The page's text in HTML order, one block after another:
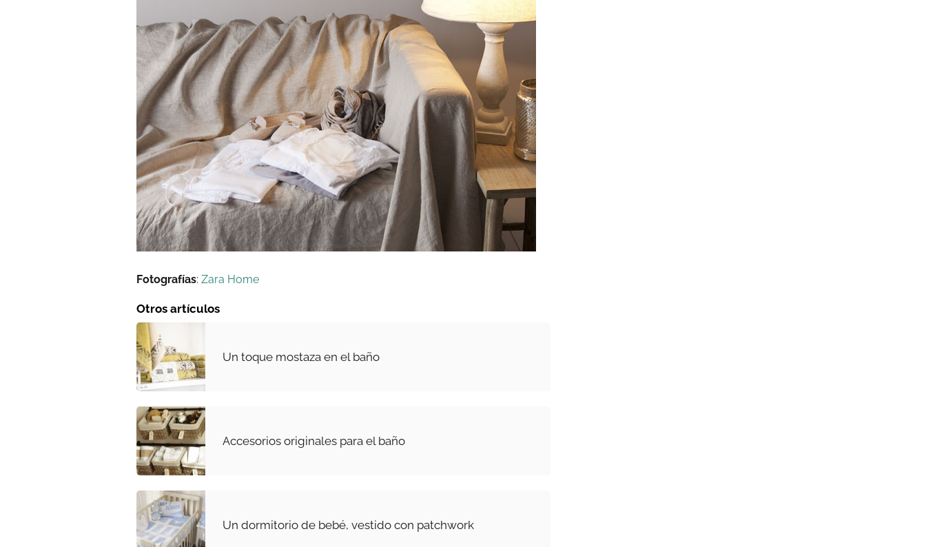
Fotografías: Zara Home
Otros artículos
Un toque mostaza en el baño
Accesorios originales para el baño
Un dormitorio de bebé, vestido con patchwork